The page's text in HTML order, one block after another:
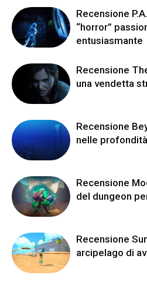
Recensione
“horror”
entusiasmante
Recensione
una vendetta
Recensione
nelle
Recensione
del dungeon
Recensione
arcipelago di